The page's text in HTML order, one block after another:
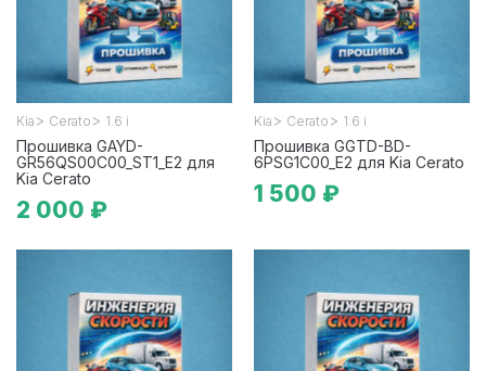
Kia > Cerato > 1.6 i
Прошивка GAYD-
GR56QS00C00_ST1_E2 для
Kia Cerato
2 000 ₽
Kia > Cerato > 1.6 i
Прошивка GGTD-BD-
6PSG1C00_E2 для Kia Cerato
1 500 ₽